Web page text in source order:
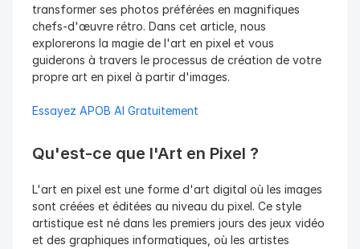
transformer ses photos préférées en magnifiques
chefs-d'œuvre rétro. Dans cet article, nous
explorerons la magie de l'art en pixel et vous
guiderons à travers le processus de création de votre
propre art en pixel à partir d'images.
Essayez APOB AI Gratuitement
Qu'est-ce que l'Art en Pixel ?
L'art en pixel est une forme d'art digital où les images
sont créées et éditées au niveau du pixel. Ce style
artistique est né dans les premiers jours des jeux vidéo
et des graphiques informatiques, où les artistes